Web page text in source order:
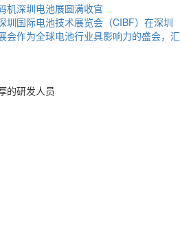
机深圳电池展圆满收官
圳国际电池技术展览会（CIBF）在深圳
会作为全球电池行业具影响力的盛会，汇
的研发人员